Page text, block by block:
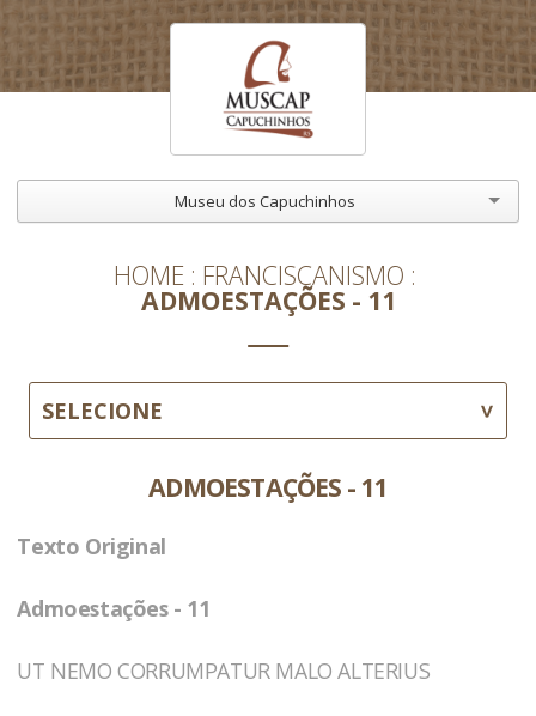
Museu dos Capuchinhos
HOME FRANCISCANISMO
ADMOESTAÇÕES - 11
SELECIONE
ADMOESTAÇÕES - 11
Texto Original
Admoestações - 11
UT NEMO CORRUMPATUR MALO ALTERIUS